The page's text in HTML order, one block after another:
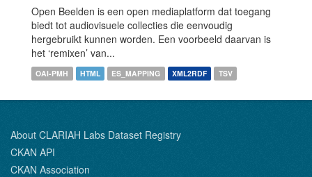
Open Beelden is een open mediaplatform dat toegang
biedt tot audiovisuele collecties die eenvoudig
hergebruikt kunnen worden. Een voorbeeld daarvan is
het ‘remixen’ van...
OAI-PMH HTML ES_MAPPING XML2RDF TSV
About CLARIAH Labs Dataset Registry
CKAN API
CKAN Association